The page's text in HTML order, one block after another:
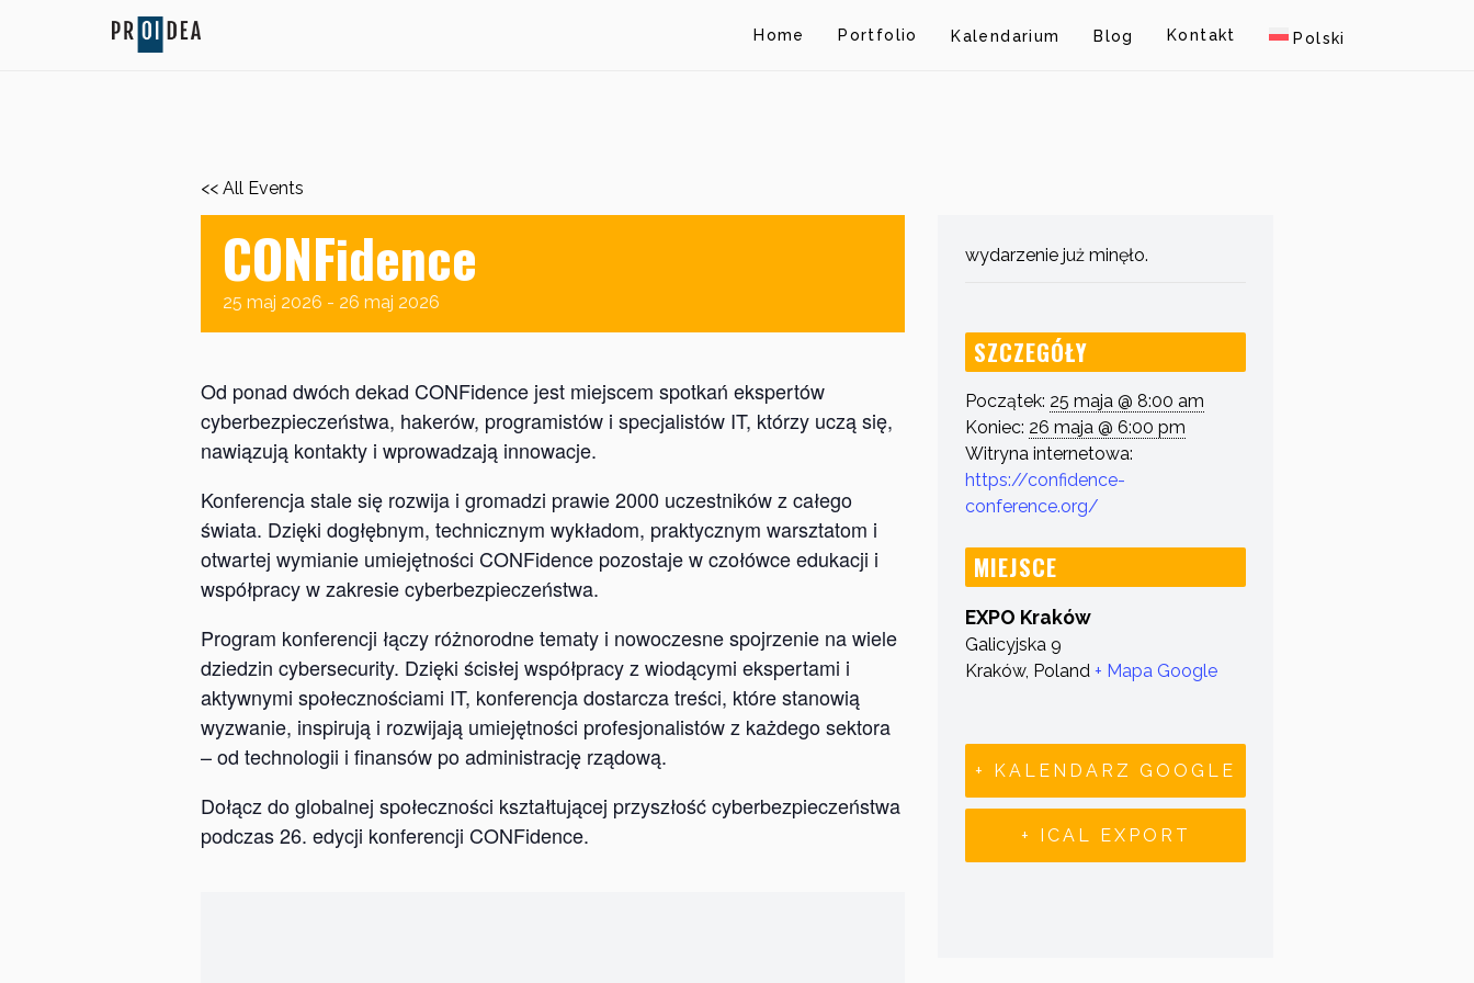
Home Portfolio Kalendarium Blog Kontakt Polski
<< All Events
CONFidence
25 maj 2026 - 26 maj 2026
Od ponad dwóch dekad CONFidence jest miejscem spotkań ekspertów
cyberbezpieczeństwa, hakerów, programistów i specjalistów IT, którzy uczą się,
nawiązują kontakty i wprowadzają innowacje.
Konferencja stale się rozwija i gromadzi prawie 2000 uczestników z całego
świata. Dzięki dogłębnym, technicznym wykładom, praktycznym warsztatom i
otwartej wymianie umiejętności CONFidence pozostaje w czołówce edukacji i
współpracy w zakresie cyberbezpieczeństwa.
Program konferencji łączy różnorodne tematy i nowoczesne spojrzenie na wiele
dziedzin cybersecurity. Dzięki ścisłej współpracy z wiodącymi ekspertami i
aktywnymi społecznościami IT, konferencja dostarcza treści, które stanowią
wyzwanie, inspirują i rozwijają umiejętności profesjonalistów z każdego sektora
– od technologii i finansów po administrację rządową.
Dołącz do globalnej społeczności kształtującej przyszłość cyberbezpieczeństwa
podczas 26. edycji konferencji CONFidence.
wydarzenie już minęło.
SZCZEGÓŁY
Początek: 25 maja @ 8:00 am
Koniec: 26 maja @ 6:00 pm
Witryna internetowa:
https://confidence-
conference.org/
MIEJSCE
EXPO Kraków
Galicyjska 9
Kraków, Poland + Mapa Google
+ KALENDARZ GOOGLE
+ ICAL EXPORT